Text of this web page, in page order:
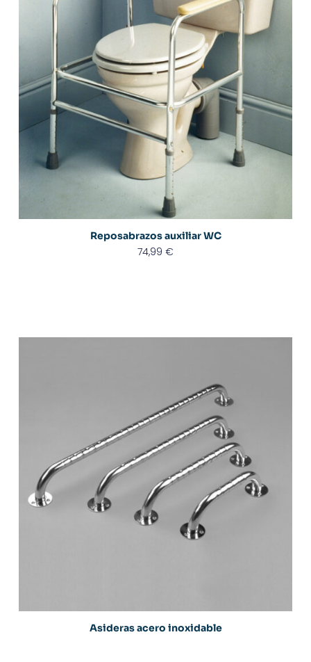
Reposabrazos auxiliar WC
74,99 €
Asideras acero inoxidable